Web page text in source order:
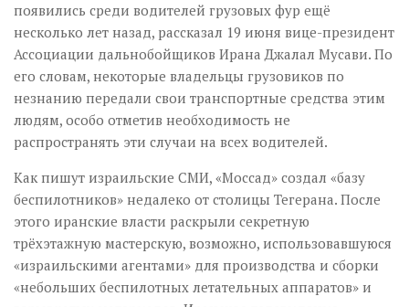
появились среди водителей грузовых фур ещё
несколько лет назад, рассказал 19 июня вице-президент
Ассоциации дальнобойщиков Ирана Джалал Мусави. По
его словам, некоторые владельцы грузовиков по
незнанию передали свои транспортные средства этим
людям, особо отметив необходимость не
распространять эти случаи на всех водителей.
Как пишут израильские СМИ, «Моссад» создал «базу
беспилотников» недалеко от столицы Тегерана. После
этого иранские власти раскрыли секретную
трёхэтажную мастерскую, возможно, использовавшуюся
«израильскими агентами» для производства и сборки
«небольших беспилотных летательных аппаратов» и